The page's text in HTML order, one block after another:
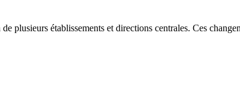
plusieurs établissements et directions centrales. Ces